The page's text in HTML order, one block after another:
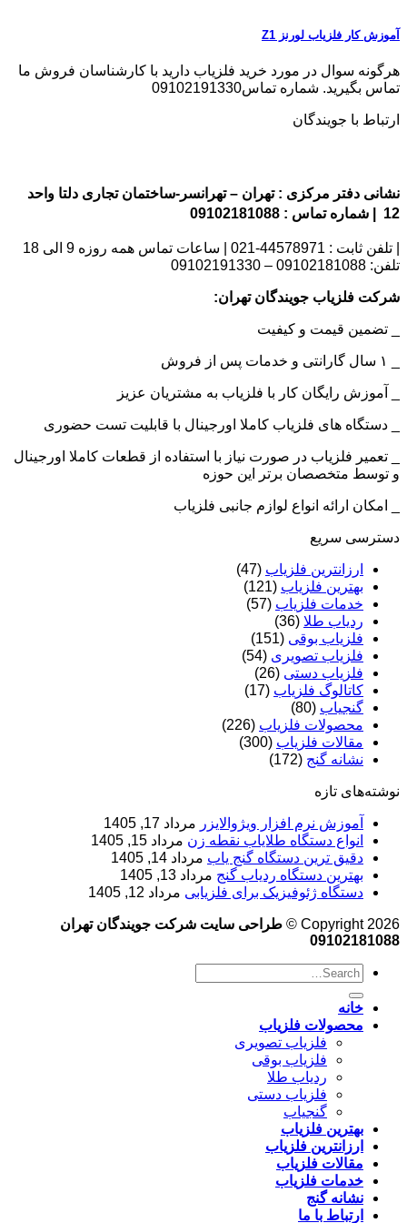
آموزش کار فلزیاب لورنز Z1
هرگونه سوال در مورد خرید فلزیاب دارید با کارشناسان فروش ما
تماس بگیرید. شماره تماس09102191330
ارتباط با جویندگان
نشانی دفتر مرکزی : تهران – تهرانسر-ساختمان تجاری دلتا واحد
12 | شماره تماس : 09102181088
| تلفن ثابت : 44578971-021 | ساعات تماس همه روزه 9 الی 18
تلفن: 09102181088 – 09102191330
شرکت فلزیاب جویندگان تهران:
_ تضمین قیمت و کیفیت
_ آموزش رایگان کار با فلزیاب به مشتریان عزیز
_ دستگاه های فلزیاب کاملا اورجینال با قابلیت تست حضوری
_ تعمیر فلزیاب در صورت نیاز با استفاده از قطعات کاملا اورجینال
و توسط متخصصان برتر این حوزه
_ امکان ارائه انواع لوازم جانبی فلزیاب
دسترسی سریع
ارزانترین فلزیاب (47)
بهترین فلزیاب (121)
خدمات فلزیاب (57)
ردیاب طلا (36)
فلزیاب بوقی (151)
فلزیاب تصویری (54)
فلزیاب دستی (26)
کاتالوگ فلزیاب (17)
گنجیاب (80)
محصولات فلزیاب (226)
مقالات فلزیاب (300)
نشانه گنج (172)
نوشته‌های تازه
آموزش نرم‌ افزار ویژوالایزر مرداد 17, 1405
انواع دستگاه طلایاب نقطه زن مرداد 15, 1405
دقیق ترین دستگاه گنج یاب مرداد 14, 1405
بهترین دستگاه ردیاب گنج مرداد 13, 1405
دستگاه ژئوفیزیک برای فلزیابی مرداد 12, 1405
Copyright 2026 ©
طراحی سایت شرکت جویندگان تهران
09102181088
خانه
محصولات فلزیاب
فلزیاب تصویری
فلزیاب بوقی
ردیاب طلا
فلزیاب دستی
گنجیاب
بهترین فلزیاب
ارزانترین فلزیاب
مقالات فلزیاب
خدمات فلزیاب
نشانه گنج
ارتباط با ما